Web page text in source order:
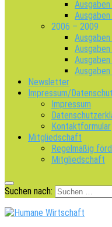
2006 – 2009
Newsletter
Impressum/
Impressum
Kontaktformular
Mitgliedschaft
Regelmäßig
Mitgliedschaft
Suchen nach: